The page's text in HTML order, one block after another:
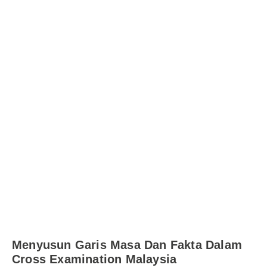
Menyusun Garis Masa Dan Fakta Dalam
Cross Examination Malaysia